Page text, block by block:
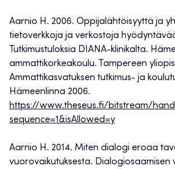
Aarnio H. 2006. Oppijalähtöisyyttä ja
tietoverkkoja ja verkostoja
Tutkimustuloksia DIANA-klinikalta.
ammattikorkeakoulu. Tampereen
Ammattikasvatuksen tutkimus- ja
Hämeenlinna 2006.
https://www.theseus.fi/bitstream/
sequence=1&isAllowed=y
Aarnio H. 2014. Miten dialogi eroaa
vuorovaikutuksesta. Dialogiosaamisen